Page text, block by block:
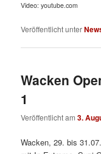
Video: youtube.com
Veröffentlicht unter
Wacken
1
Veröffentlicht am3.
Wacken, 29. bis